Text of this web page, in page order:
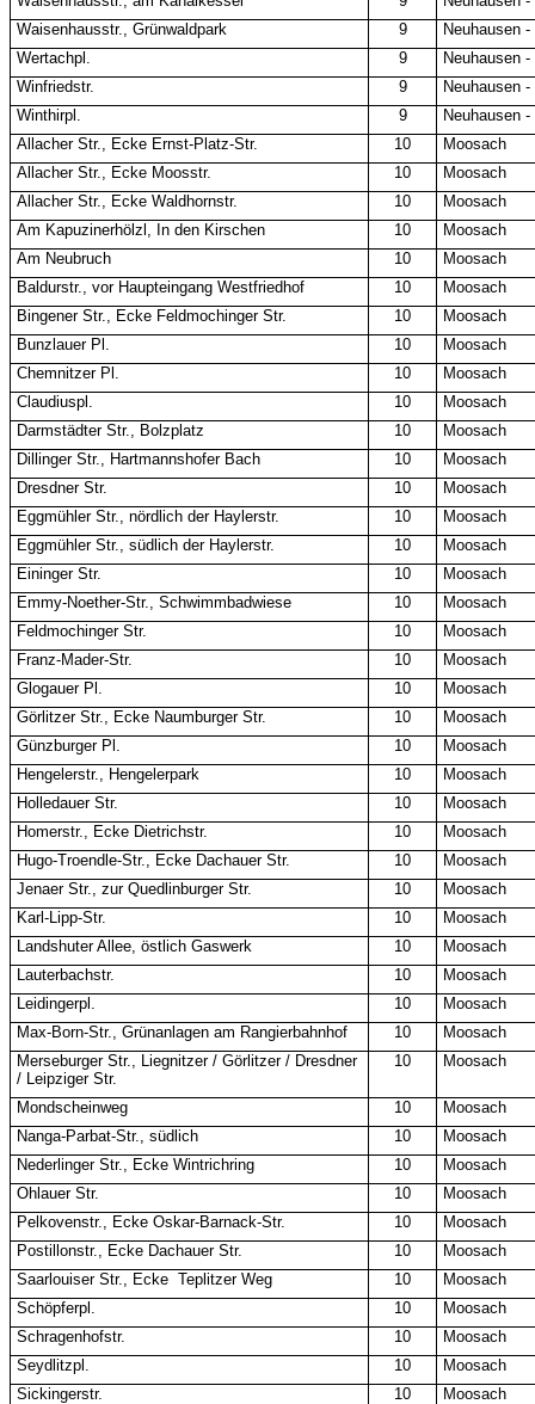
Waisenhausstr., Grünwaldpark
9
Neuhausen
Wertachpl.
9
Neuhausen
Winfriedstr.
9
Neuhausen
Winthirpl.
9
Neuhausen
Allacher Str., Ecke Ernst-Platz-Str.
10
Moosach
Allacher Str., Ecke Moosstr.
10
Moosach
Allacher Str., Ecke Waldhornstr.
10
Moosach
Am Kapuzinerhölzl, In den Kirschen
10
Moosach
Am Neubruch
10
Moosach
Baldurstr., vor Haupteingang Westfriedhof
10
Moosach
Bingener Str., Ecke Feldmochinger Str.
10
Moosach
Bunzlauer Pl.
10
Moosach
Chemnitzer Pl.
10
Moosach
Claudiuspl.
10
Moosach
Darmstädter Str., Bolzplatz
10
Moosach
Dillinger Str., Hartmannshofer Bach
10
Moosach
Dresdner Str.
10
Moosach
Eggmühler Str., nördlich der Haylerstr.
10
Moosach
Eggmühler Str., südlich der Haylerstr.
10
Moosach
Eininger Str.
10
Moosach
Emmy-Noether-Str., Schwimmbadwiese
10
Moosach
Feldmochinger Str.
10
Moosach
Franz-Mader-Str.
10
Moosach
Glogauer Pl.
10
Moosach
Görlitzer Str., Ecke Naumburger Str.
10
Moosach
Günzburger Pl.
10
Moosach
Hengelerstr., Hengelerpark
10
Moosach
Holledauer Str.
10
Moosach
Homerstr., Ecke Dietrichstr.
10
Moosach
Hugo-Troendle-Str., Ecke Dachauer Str.
10
Moosach
Jenaer Str., zur Quedlinburger Str.
10
Moosach
Karl-Lipp-Str.
10
Moosach
Landshuter Allee, östlich Gaswerk
10
Moosach
Lauterbachstr.
10
Moosach
Leidingerpl.
10
Moosach
Max-Born-Str., Grünanlagen am Rangierbahnhof
10
Moosach
Merseburger Str., Liegnitzer / Görlitzer / Dresdner
/ Leipziger Str.
10 Moosach
Mondscheinweg 10
Moosach
Nanga-Parbat-Str., südlich
10
Moosach
Nederlinger Str., Ecke Wintrichring
10
Moosach
Ohlauer Str.
10
Moosach
Pelkovenstr., Ecke Oskar-Barnack-Str.
10
Moosach
Postillonstr., Ecke Dachauer Str.
10
Moosach
Saarlouiser Str., Ecke Teplitzer Weg 10
Moosach
Schöpferpl.
10
Moosach
Schragenhofstr.
10
Moosach
Seydlitzpl.
10
Moosach
Sickingerstr.
10
Moosach